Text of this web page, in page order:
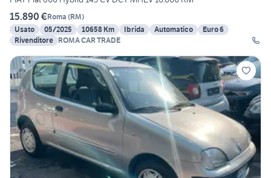
15.890 €Roma (RM)
Usato
05/2025 10658 Km Ibrida Automatico
Euro 6
Rivenditore ROMA CAR TRADE